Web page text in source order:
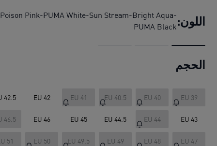
اللون:Poison Pink-PUMA White-Sun Stream-Bright Aqua-
PUMA Black
الحجم
EU 39
EU 40
EU 40.5
EU 41
EU 42
42.5
EU 43
EU 44
EU 44.5
EU 45
EU 46
46.5
EU 47
EU 48
EU 49
EU 49.5
EU 50
51